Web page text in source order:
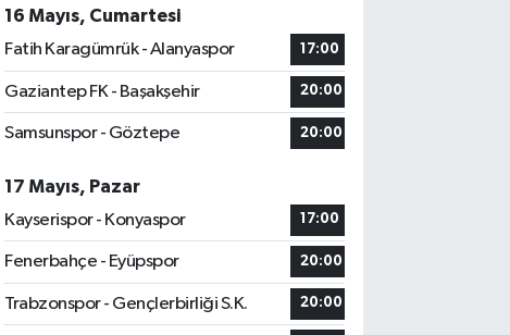
16 Mayıs, Cumartesi
Fatih Karagümrük - Alanyaspor
17:00
Gaziantep FK - Başakşehir 20:00
Samsunspor - Göztepe 20:00
17 Mayıs, Pazar
Kayserispor - Konyaspor
17:00
Fenerbahçe - Eyüpspor 20:00
Trabzonspor - Gençlerbirliği S.K. 20:00